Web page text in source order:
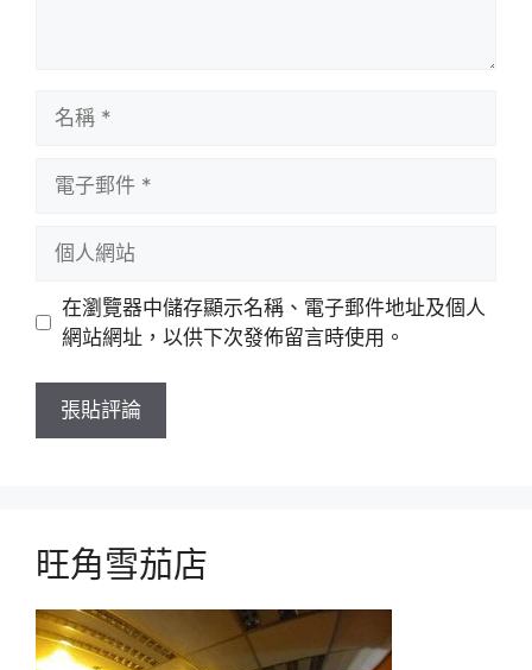
站
在瀏覽器中儲存顯示名稱、電子郵件地址及個人
網站網址，以供下次發佈留言時使用。
旺角雪茄店